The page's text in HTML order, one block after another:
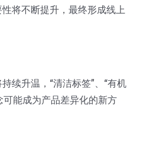
将不断提升，最终形成线上
续升温，“清洁标签”、“有机
可能成为产品差异化的新方